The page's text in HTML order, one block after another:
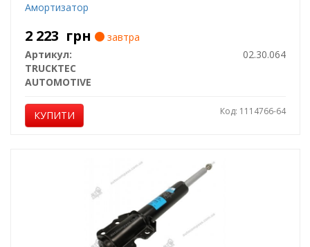
Амортизатор
2 223 грн
завтра
Артикул:
02.30.064
TRUCKTEC
AUTOMOTIVE
КУПИТИ Код: 1114766-64